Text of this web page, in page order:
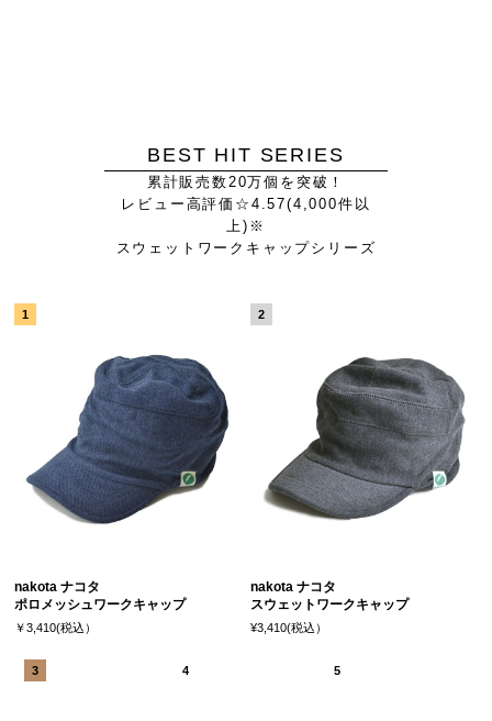
BEST HIT SERIES
累計販売数20万個を突破！
レビュー高評価☆4.57(4,000件以
上)※
スウェットワークキャップシリーズ
nakota ナコタ
ポロメッシュワークキャップ
￥3,410(税込）
nakota ナコタ
スウェットワークキャップ
¥3,410(税込）